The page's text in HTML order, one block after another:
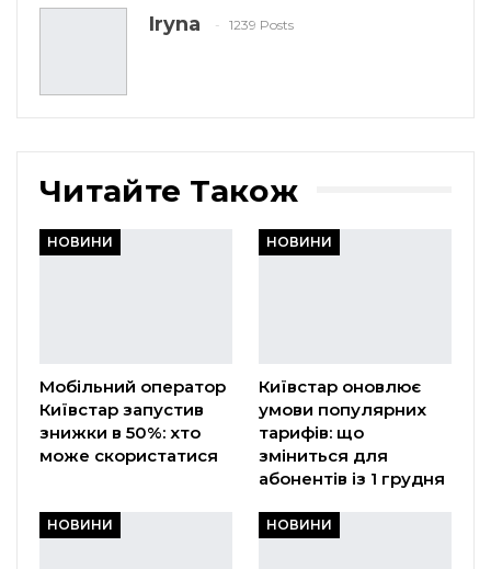
Iryna 1239 Posts
Читайте Також
НОВИНИ
Мобільний оператор
Київстар запустив
знижки в 50%: хто
може скористатися
НОВИНИ
Київстар оновлює
умови популярних
тарифів: що
зміниться для
абонентів із 1 грудня
НОВИНИ НОВИНИ